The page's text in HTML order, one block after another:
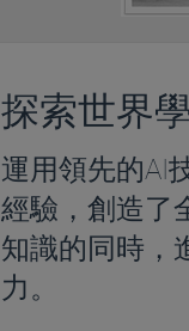
探索世界
運用領先的AI
經驗，創造了
知識的同時，
力。